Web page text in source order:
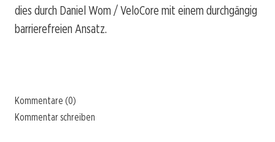
dies durch Daniel Wom / VeloCore mit einem durchgängig
barrierefreien Ansatz.
Kommentare (0)
Kommentar schreiben